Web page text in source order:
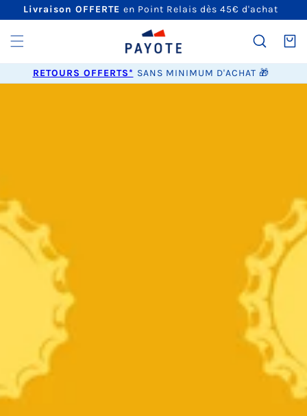
PASSER
CONTENU
Livraison OFFERTE en Point Relais dès 45€ d'achat
Panier
RETOURS OFFERTS* SANS MINIMUM D'ACHAT 🎁